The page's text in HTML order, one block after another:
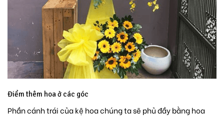
Điểm thêm hoa ở các góc
Phần cánh trái của kệ hoa chúng ta sẽ phủ đầy bằng hoa